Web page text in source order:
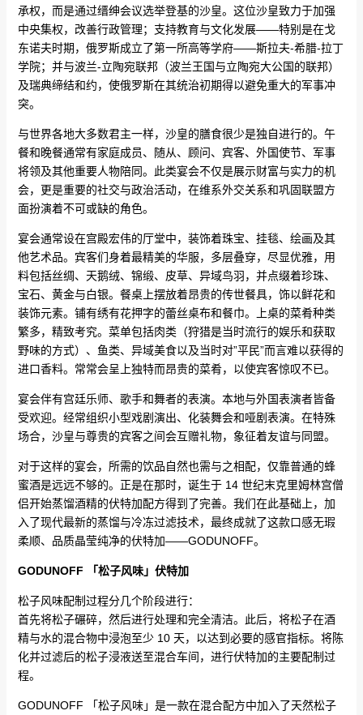
承权，而是通过缙绅会议选举登基的沙皇。这位沙皇致力于加强
中央集权，改善行政管理；支持教育与文化发展——特别是在戈
东诺夫时期，俄罗斯成立了第一所高等学府——斯拉夫-希腊-拉丁
学院；并与波兰-立陶宛联邦（波兰王国与立陶宛大公国的联邦）
及瑞典缔结和约，使俄罗斯在其统治初期得以避免重大的军事冲
突。
与世界各地大多数君主一样，沙皇的膳食很少是独自进行的。午
餐和晚餐通常有家庭成员、随从、顾问、宾客、外国使节、军事
将领及其他重要人物陪同。此类宴会不仅是展示财富与实力的机
会，更是重要的社交与政治活动，在维系外交关系和巩固联盟方
面扮演着不可或缺的角色。
宴会通常设在宫殿宏伟的厅堂中，装饰着珠宝、挂毯、绘画及其
他艺术品。宾客们身着最精美的华服，多层叠穿，尽显优雅，用
料包括丝绸、天鹅绒、锦缎、皮草、异域鸟羽，并点缀着珍珠、
宝石、黄金与白银。餐桌上摆放着昂贵的传世餐具，饰以鲜花和
装饰元素。铺有绣有花押字的蕾丝桌布和餐巾。上桌的菜肴种类
繁多，精致考究。菜单包括肉类（狩猎是当时流行的娱乐和获取
野味的方式）、鱼类、异域美食以及当时对”平民”而言难以获得的
进口香料。常常会呈上独特而昂贵的菜肴，以使宾客惊叹不已。
宴会伴有宫廷乐师、歌手和舞者的表演。本地与外国表演者皆备
受欢迎。经常组织小型戏剧演出、化装舞会和哑剧表演。在特殊
场合，沙皇与尊贵的宾客之间会互赠礼物，象征着友谊与同盟。
对于这样的宴会，所需的饮品自然也需与之相配，仅靠普通的蜂
蜜酒是远远不够的。正是在那时，诞生于 14 世纪末克里姆林宫僧
侣开始蒸馏酒精的伏特加配方得到了完善。我们在此基础上，加
入了现代最新的蒸馏与冷冻过滤技术，最终成就了这款口感无瑕
柔顺、品质晶莹纯净的伏特加——GODUNOFF。
GODUNOFF 「松子风味」伏特加
松子风味配制过程分几个阶段进行：
首先将松子碾碎，然后进行处理和完全清洁。此后，将松子在酒
精与水的混合物中浸泡至少 10 天，以达到必要的感官指标。将陈
化并过滤后的松子浸液送至混合车间，进行伏特加的主要配制过
程。
GODUNOFF 「松子风味」是一款在混合配方中加入了天然松子